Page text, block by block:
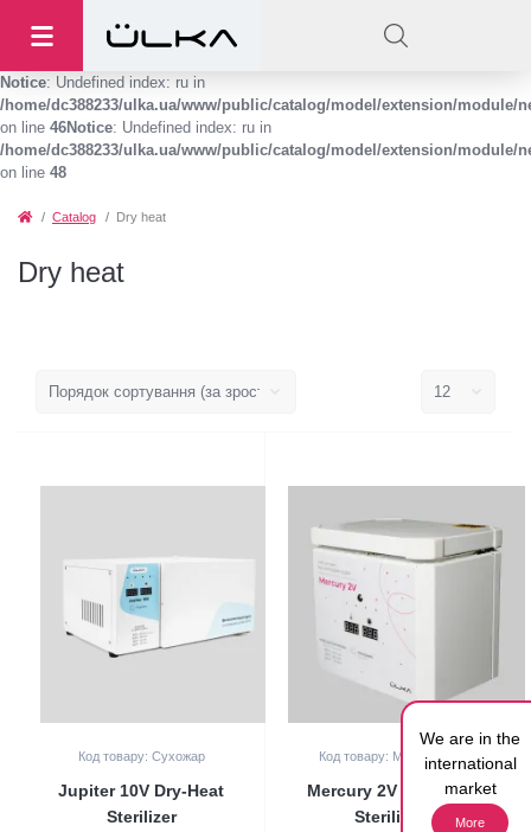
Notice: Undefined index: ru in
/home/dc388233/ulka.ua/www/public/catalog/model/extension/module/
on line 46Notice: Undefined index: ru in
/home/dc388233/ulka.ua/www/public/catalog/model/extension/module/
on line 48
Catalog Dry heat
Dry heat
We are in the
international
market
More
Код товару: Сухожар
Jupiter 10V Dry-Heat
Sterilizer
Код товару: Mercury 2V
Mercury 2V Dry-Heat
Sterilizer